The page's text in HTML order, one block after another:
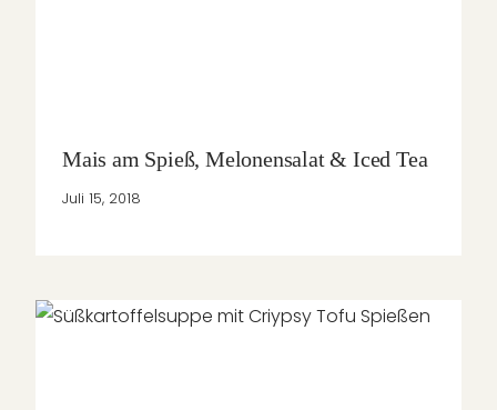
Mais am Spieß, Melonensalat & Iced Tea
Juli 15, 2018